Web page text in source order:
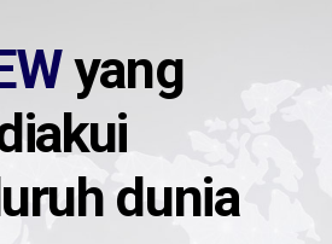
yang
dunia